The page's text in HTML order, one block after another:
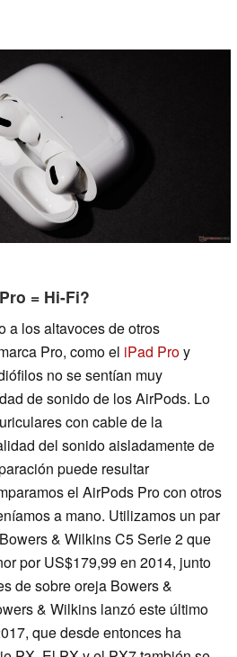
= Hi-Fi?
a los altavoces de otros
Pro, como el iPad Proy
no se sentían muy
de sonido de los AirPods. Lo
con cable de la
del sonido aisladamente de
puede resultar
el AirPods Pro con otros
a mano. Utilizamos un par
& Wilkins C5 Serie 2 que
por US$179,99 en 2014, junto
de sobre oreja Bowers &
& Wilkins lanzó este último
que desde entonces ha